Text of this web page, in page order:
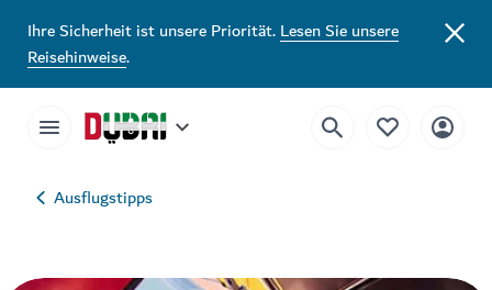
Ihre Sicherheit ist unsere Priorität.Lesen Sie unsere
Reisehinweise.
Ausflugstipps